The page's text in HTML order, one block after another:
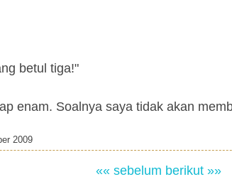
betul tiga!"
enam. Soalnya saya tidak akan
2009
«« sebelum berikut »»